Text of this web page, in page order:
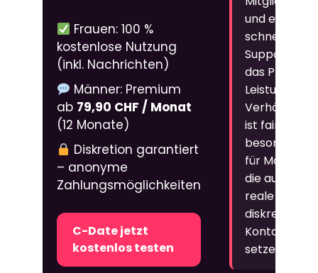
Frauen: 100 %
kostenlose Nutzung
(inkl. Nachrichten)
Männer: Premium
ab 79,90 CHF / Monat
(12 Monate)
Diskretion garantiert
– anonyme
Zahlungsmöglichkeiten
C-Date jetzt
kostenlos testen
und ein
schneller
Support –
das Preis-
Leistungs-
Verhältnis
ist fair,
besonders
für Männer,
die auf
reale und
diskrete
Kontakte
setzen.